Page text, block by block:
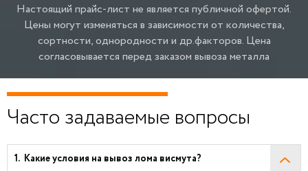
Настоящий прайс-лист не является публичной офертой.
Цены могут изменяться в зависимости от количества,
сортности, однородности и др.факторов. Цена
согласовывается перед заказом вывоза металла
Часто задаваемые вопросы
Какие условия на вывоз лома висмута?